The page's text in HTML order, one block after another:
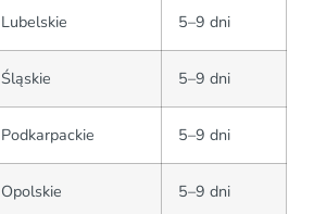
Lubelskie 5–9 dni
Śląskie 5–9 dni
Podkarpackie 5–9 dni
Opolskie 5–9 dni